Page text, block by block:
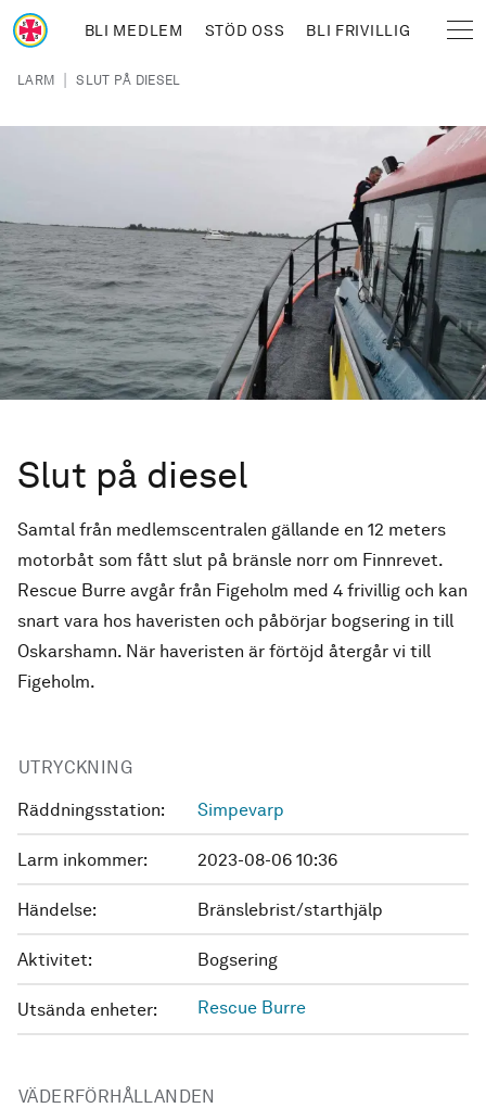
Hoppa till huvudinnehåll
BLI MEDLEM STÖD OSS BLI FRIVILLIG
Länkstig
LARM | SLUT PÅ DIESEL
Slut på diesel
Samtal från medlemscentralen gällande en 12 meters
motorbåt som fått slut på bränsle norr om Finnrevet.
Rescue Burre avgår från Figeholm med 4 frivillig och kan
snart vara hos haveristen och påbörjar bogsering in till
Oskarshamn. När haveristen är förtöjd återgår vi till
Figeholm.
UTRYCKNING
Räddningsstation: Simpevarp
Larm inkommer: 2023-08-06 10:36
Händelse: Bränslebrist/starthjälp
Aktivitet: Bogsering
Utsända enheter: Rescue Burre
VÄDERFÖRHÅLLANDEN